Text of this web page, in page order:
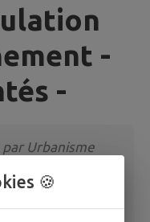
-
-
par Urbanisme
🍪